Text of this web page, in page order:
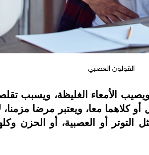
القولون العصبي
الأمعاء الغليظة، ويسبب
معا، ويعتبر مرضا مزمنا،
أو العصبية، أو الحزن